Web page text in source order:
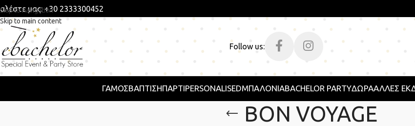
Skip to navigation
Skip to main content
μας: +30 2333300452
Follow us:
ΓΑΜΟΣΒΑΠΤΙΣΗΠΆΡΤΙPERSONALISEDΜΠΑΛΟΝΙΑBACHELOR PARTYΔΩΡΑΑΛΛΕΣ
BON VOYAGE